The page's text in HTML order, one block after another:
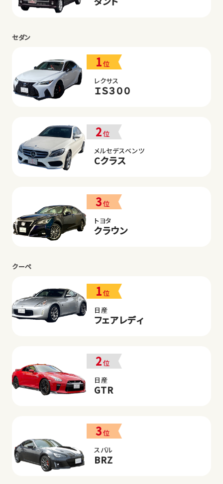
セダン
1位
レクサス
ＩＳ３００
2位
メルセデスベンツ
Cクラス
3位
トヨタ
クラウン
クーペ
1位
日産
フェアレディ
2位
日産
GTR
3位
スバル
BRZ